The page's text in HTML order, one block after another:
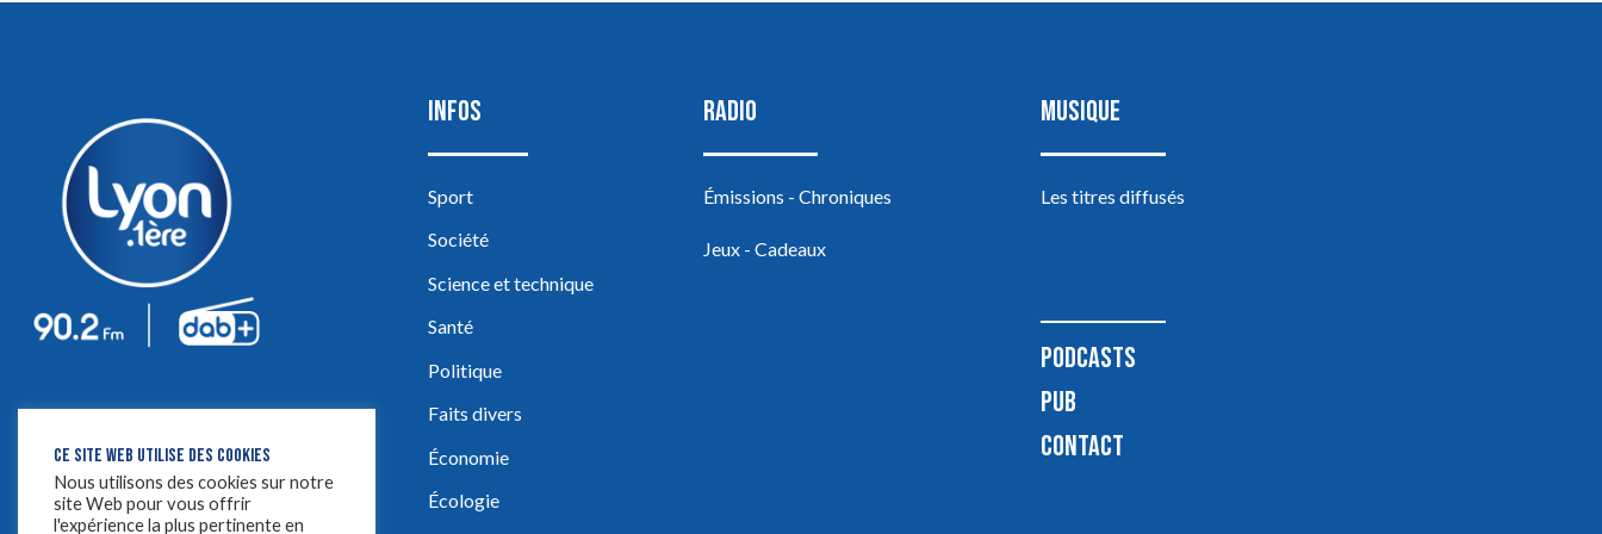
INFOS
Sport
Société
Science et technique
Santé
Politique
Faits divers
Économie
Écologie
RADIO
Émissions - Chroniques
Jeux - Cadeaux
MUSIQUE
Les titres diffusés
PODCASTS
PUB
CONTACT
CE SITE WEB UTILISE DES COOKIES
Nous utilisons des cookies sur notre
site Web pour vous offrir
l'expérience la plus pertinente en